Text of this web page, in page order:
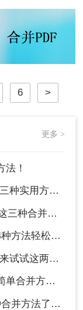
6 >
更多 >
法！
方法分享！
法学习一下!
松完成合并！
种方法吧！
并方法！
了解一下！